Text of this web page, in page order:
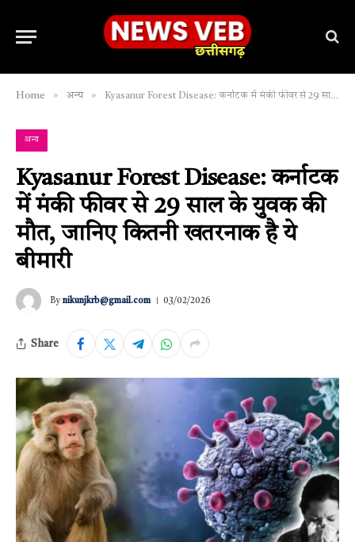
Home » अन्य » Kyasanur Forest Disease: कर्नाटक में मंकी फीवर से 29 साल के युवक की मौत, जानिए कितनी खतरनाक है ये बीमारी
अन्य
Kyasanur Forest Disease: कर्नाटक
में मंकी फीवर से 29 साल के युवक की
मौत, जानिए कितनी खतरनाक है ये
बीमारी
By nikunjkrb@gmail.com 03/02/2026
Share